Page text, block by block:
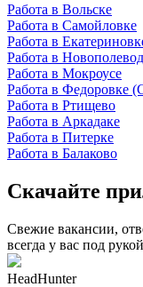
Работа в Вольске
Работа в Самойловке
Работа в
Работа в
Работа в Мокроусе
Работа в Федоровке
Работа в Ртищево
Работа в Аркадаке
Работа в Питерке
Работа в Балаково
Скачайте
Свежие вакансии,
всегда у вас под рукой
HeadHunter